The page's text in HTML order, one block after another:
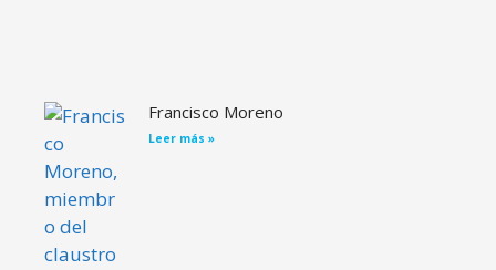
Francisco Moreno
Leer más »